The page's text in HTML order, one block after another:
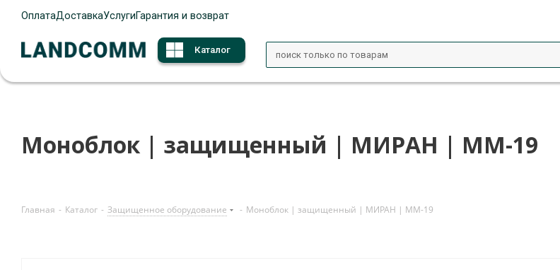
ОплатаДоставкаУслугиГарантия и возврат
Каталог
Моноблок | защищенный | МИРАН | ММ-19
Главная - Каталог - Защищенное оборудование - Моноблок | защищенный | МИРАН | ММ-19